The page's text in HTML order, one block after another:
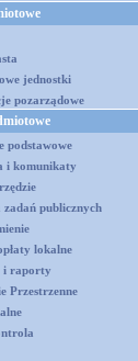
jednostki
pozarządowe
podstawowe
i komunikaty
zadań publicznych
lokalne
i raporty
Przestrzenne